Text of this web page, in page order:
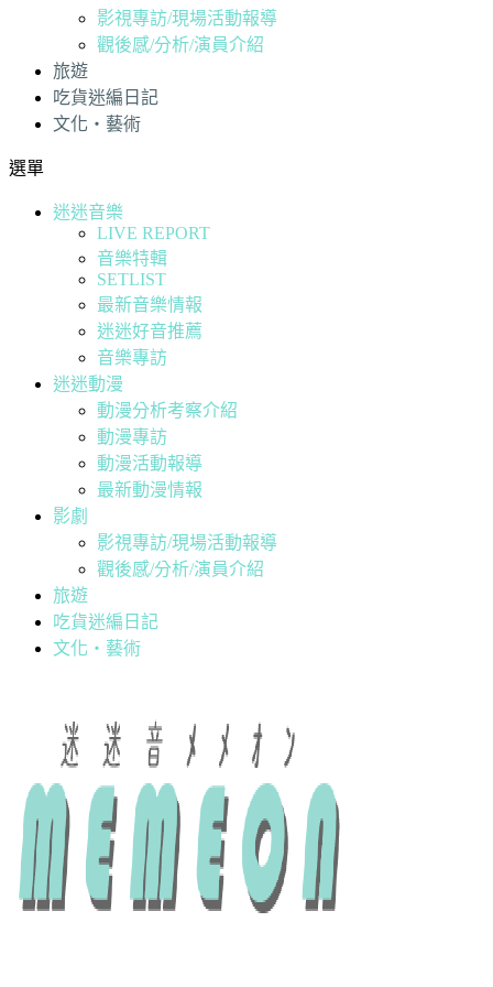
影視專訪/現場活動報導
觀後感/分析/演員介紹
旅遊
吃貨迷編日記
文化・藝術
選單
迷迷音樂
LIVE REPORT
音樂特輯
SETLIST
最新音樂情報
迷迷好音推薦
音樂專訪
迷迷動漫
動漫分析考察介紹
動漫專訪
動漫活動報導
最新動漫情報
影劇
影視專訪/現場活動報導
觀後感/分析/演員介紹
旅遊
吃貨迷編日記
文化・藝術